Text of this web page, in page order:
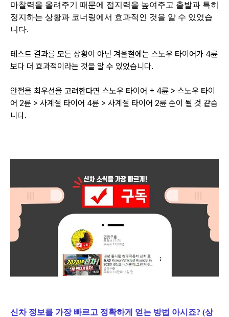
마찰력을 올려주기 때문에 접지력을 높여주고 출발과 특히
정지하는 상황과 코너링에서 효과적인 것을 알 수 있었습
니다.
테스트 결과를 모든 상황이 아닌 겨울철에는 스노우 타이어가 4륜
보다 더 효과적이라는 것을 알 수 있었습니다.
안전을 최우선을 고려한다면 스노우 타이어 + 4륜 > 스노우 타이
어 2륜 > 사계절 타이어 4륜 > 사계절 타이어 2륜 순이 될 것 같습
니다.
신차 정보를 가장 빠르고 정확하게 얻는 방법 아시죠? (상